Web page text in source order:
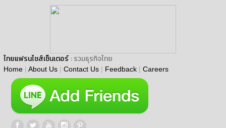
ไทยแฟรนไชส์เซ็นเตอร์ : รวมธุรกิจไทย
Home | About Us | Contact Us | Feedback | Careers